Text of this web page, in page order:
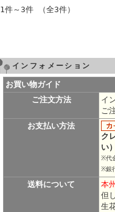
1件～3件 （全3件）
インフォメーション
お買い物ガイド
ご注文方法
イ
ご
お支払い方法
ク
い
※代
※銀
送料について 本
但
生